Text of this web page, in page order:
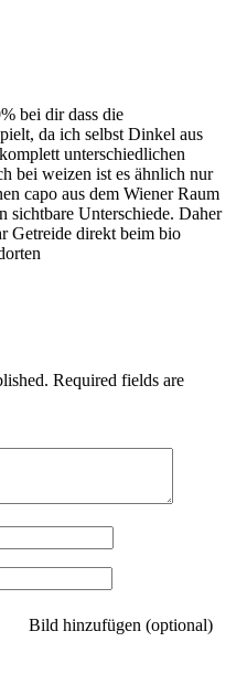
bei dir dass die
da ich selbst Dinkel aus
unterschiedlichen
bei weizen ist es ähnlich nur
capo aus dem Wiener Raum
sichtbare Unterschiede. Daher
Getreide direkt beim bio
Required fields are
Bild hinzufügen (optional)